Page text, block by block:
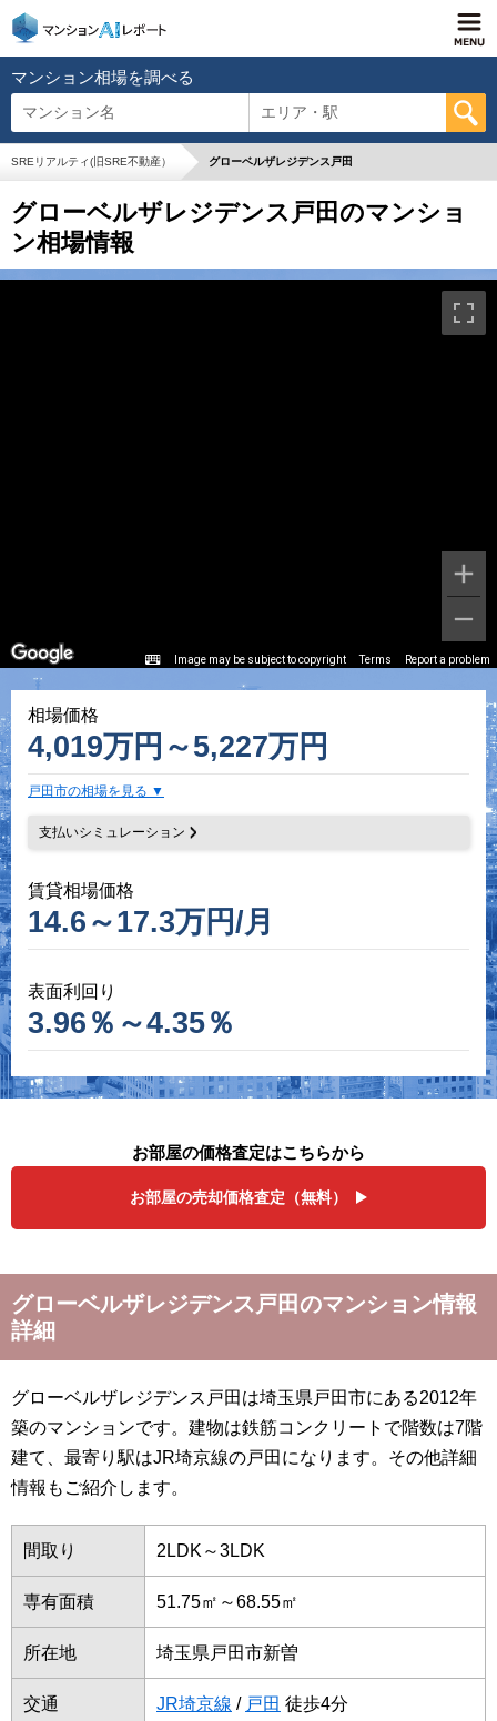
マンション相場を調べる
マンション名 エリア・駅
SREリアルティ(旧SRE不動産） グローベルザレジデンス戸田
グローベルザレジデンス戸田のマンショ
ン相場情報
相場価格
4,019万円～5,227万円
戸田市の相場を見る
支払いシミュレーション
賃貸相場価格
14.6～17.3万円/月
表面利回り
3.96％～4.35％
Image may be subject to copyright Terms Report a problem
お部屋の価格査定はこちらから
お部屋の売却価格査定（無料）
グローベルザレジデンス戸田のマンション情報
詳細
グローベルザレジデンス戸田は埼玉県戸田市にある2012年
築のマンションです。建物は鉄筋コンクリートで階数は7階
建て、最寄り駅はJR埼京線の戸田になります。その他詳細
情報もご紹介します。
間取り 2LDK～3LDK
専有面積 51.75㎡～68.55㎡
所在地 埼玉県戸田市新曽
交通 JR埼京線 / 戸田 徒歩4分